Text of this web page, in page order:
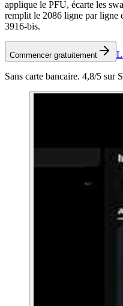
applique le PFU, écarte les
remplit le 2086 ligne par ligne
3916-bis.
Commencer gratuitement
Sans carte bancaire. 4,8/5 sur